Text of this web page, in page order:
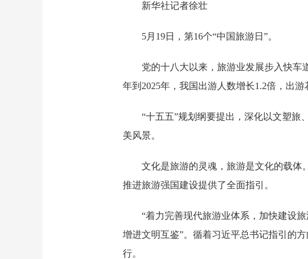
新华社记者徐壮
5月19日，第16个“中国旅游日”。
党的十八大以来，旅游业发展步入快车
年到2025年，我国出游人数增长1.2倍，出
“十五五”规划纲要提出，深化以文塑旅
美风景。
文化是旅游的灵魂，旅游是文化的载体
推进旅游强国建设提供了全面指引。
“着力完善现代旅游业体系，加快建设
增进文明互鉴”。循着习近平总书记指引的
行。